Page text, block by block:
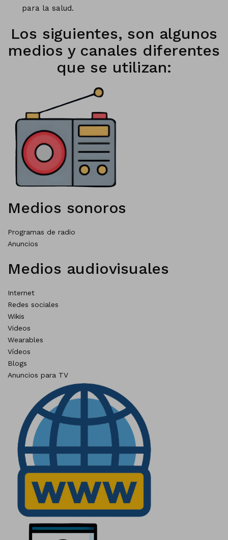
para la salud.
Los siguientes, son algunos
medios y canales diferentes
que se utilizan:
Medios sonoros
Programas de radio
Anuncios
Medios audiovisuales
Internet
Redes sociales
Wikis
Videos
Wearables
Vídeos
Blogs
Anuncios para TV